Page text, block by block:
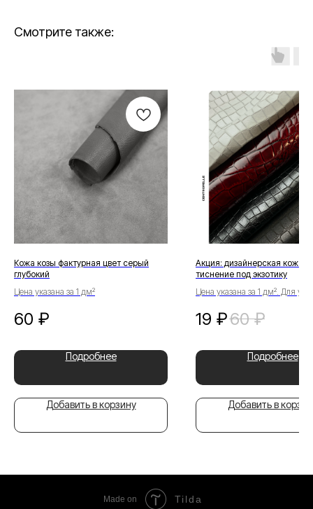
Смотрите также:
Кожа козы фактурная цвет серый
глубокий
Цена указана за 1 дм²
60 ₽
Подробнее
Добавить в корзину
Акция: дизайнерская кожа
тиснение под экзотику
Цена указана за 1 дм². Для
19 ₽60 ₽
Подробнее
Добавить в
Made on Tilda